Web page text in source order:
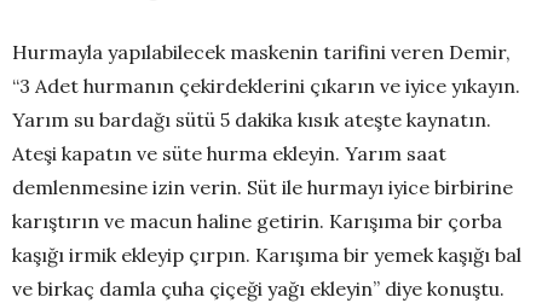
Hurmayla yapılabilecek maskenin tarifini veren Demir,
“3 Adet hurmanın çekirdeklerini çıkarın ve iyice yıkayın.
Yarım su bardağı sütü 5 dakika kısık ateşte kaynatın.
Ateşi kapatın ve süte hurma ekleyin. Yarım saat
demlenmesine izin verin. Süt ile hurmayı iyice birbirine
karıştırın ve macun haline getirin. Karışıma bir çorba
kaşığı irmik ekleyip çırpın. Karışıma bir yemek kaşığı bal
ve birkaç damla çuha çiçeği yağı ekleyin” diye konuştu.